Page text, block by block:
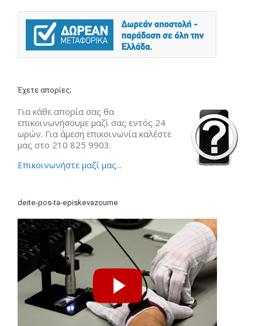
Έχετε απορίες;
Για κάθε απορία σας θα
επικοινωνήσουμε μαζί σας εντός 24
ωρών. Για άμεση επικοινωνία καλέστε
μας στο 210 825 9903.
Επικοινωνήστε μαζί μας...
deite-pos-ta-episkevazoume